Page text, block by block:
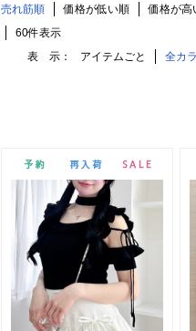
売れ筋順 価格が低い順 価格が高
60件表示
表 示： アイテムごと 全カ